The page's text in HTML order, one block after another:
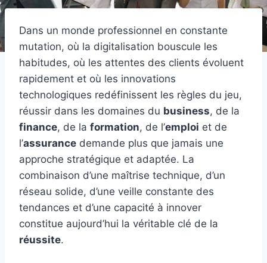
Dans un monde professionnel en constante
mutation, où la digitalisation bouscule les
habitudes, où les attentes des clients évoluent
rapidement et où les innovations
technologiques redéfinissent les règles du jeu,
réussir dans les domaines du business, de la
finance, de la formation, de l’emploi et de
l’assurance demande plus que jamais une
approche stratégique et adaptée. La
combinaison d’une maîtrise technique, d’un
réseau solide, d’une veille constante des
tendances et d’une capacité à innover
constitue aujourd’hui la véritable clé de la
réussite.